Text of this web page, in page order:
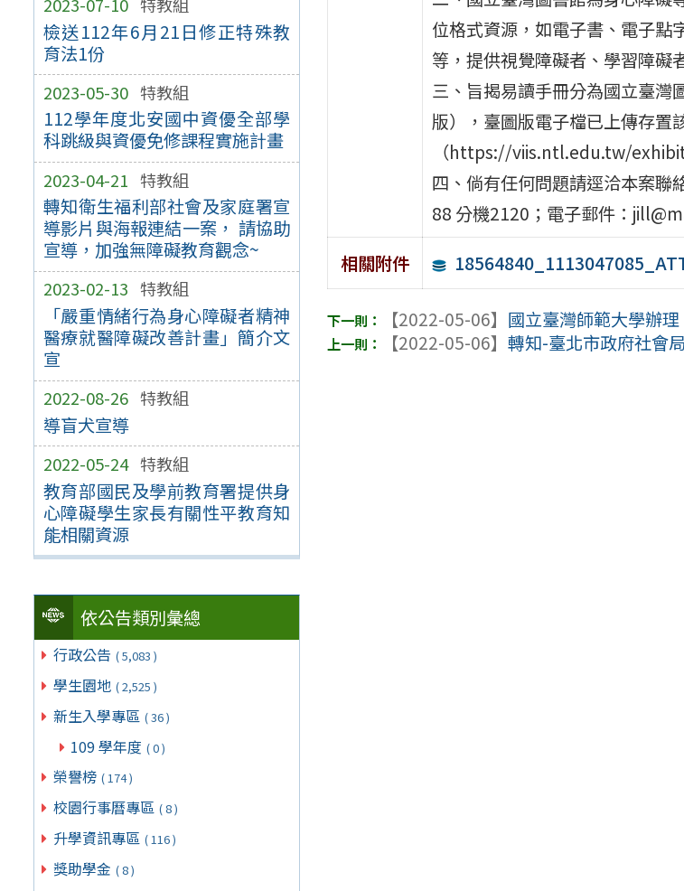
檢送112年6月21日修正特殊教
育法1份
2023-05-30 特教組
112學年度北安國中資優全部學
科跳級與資優免修課程實施計畫
2023-04-21 特教組
轉知衛生福利部社會及家庭署宣
導影片與海報連結一案， 請協助
宣導，加強無障礙教育觀念~
2023-02-13 特教組
「嚴重情緒行為身心障礙者精神
醫療就醫障礙改善計畫」簡介文
宣
2022-08-26 特教組
導盲犬宣導
2022-05-24 特教組
教育部國民及學前教育署提供身
心障礙學生家長有關性平教育知
能相關資源
依公告類別彙總
行政公告 ( 5,083 )
學生園地 ( 2,525 )
新生入學專區 ( 36 )
109 學年度 ( 0 )
榮譽榜 ( 174 )
校園行事曆專區 ( 8 )
升學資訊專區 ( 116 )
獎助學金 ( 8 )
位格式資源，如電子書、電子點
等，提供視覺障礙者、學習障礙
三、旨揭易讀手冊分為國立臺灣
版），臺圖版電子檔已上傳存
（https://viis.ntl.edu.tw/
四、倘有任何問題請逕洽本案聯
88 分機2120；電子郵件：
相關附件
【2022-05-06】 國立臺灣師範大學辦
【2022-05-06】轉知-臺北市政府社會